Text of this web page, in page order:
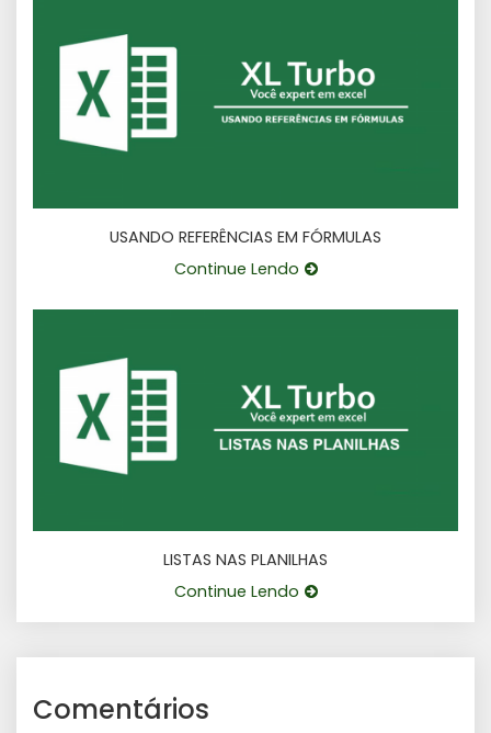
USANDO REFERÊNCIAS EM FÓRMULAS
Continue Lendo
LISTAS NAS PLANILHAS
Continue Lendo
Comentários